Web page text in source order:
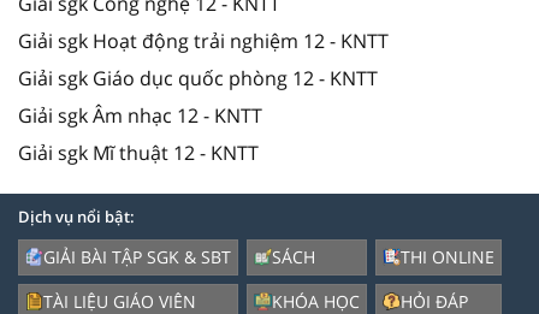
Giải sgk Hoạt động trải nghiệm 12 - KNTT
Giải sgk Giáo dục quốc phòng 12 - KNTT
Giải sgk Âm nhạc 12 - KNTT
Giải sgk Mĩ thuật 12 - KNTT
Dịch vụ nổi bật:
GIẢI BÀI TẬP SGK & SBT
TÀI LIỆU GIÁO VIÊN
SÁCH
KHÓA HỌC
THI ONLINE
HỎI ĐÁP